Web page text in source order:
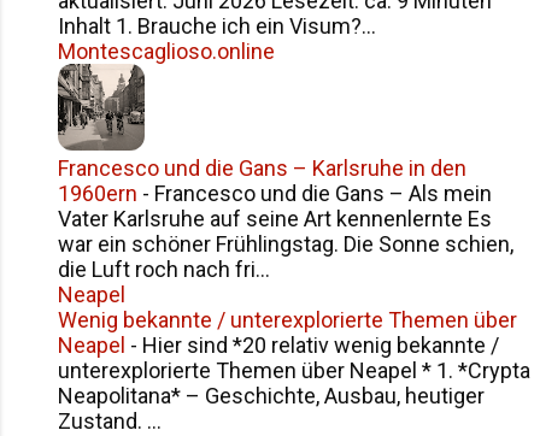
Inhalt 1. Brauche ich ein Visum?...
Montescaglioso.online
Francesco und die Gans – Karlsruhe in den
1960ern - Francesco und die Gans – Als mein
Vater Karlsruhe auf seine Art kennenlernte Es
war ein schöner Frühlingstag. Die Sonne schien,
die Luft roch nach fri...
Neapel
Wenig bekannte / unterexplorierte Themen über
Neapel - Hier sind *20 relativ wenig bekannte /
unterexplorierte Themen über Neapel * 1. *Crypta
Neapolitana* – Geschichte, Ausbau, heutiger
Zustand. ...